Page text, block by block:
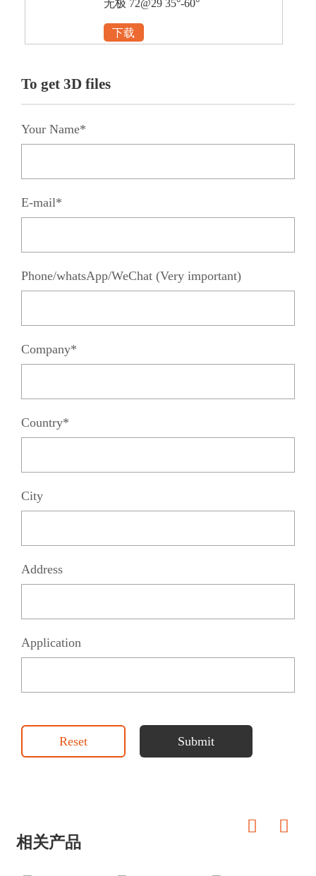
无极 72@29 35°-60°
下载
To get 3D files
Your Name*
E-mail*
Phone/whatsApp/WeChat (Very important)
Company*
Country*
City
Address
Application
Reset Submit
相关产品